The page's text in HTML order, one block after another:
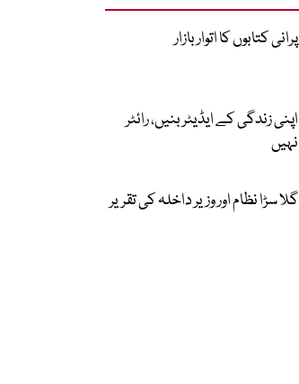
پرانی کتابوں کا اتوار بازار
اپنی زندگی کے ایڈیٹر بنیں، رائٹر
نہیں
گلا سڑا نظام اور وزیر داخلہ کی تقریر